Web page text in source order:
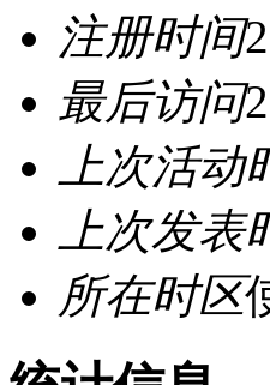
注册时间
最后访问
上次活动
上次发表
所在时区